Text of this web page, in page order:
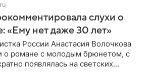
слухи о
«Ему нет даже 30 лет»
России Анастасия Волочкова
о романе с молодым брюнетом, с
появлялась на светских